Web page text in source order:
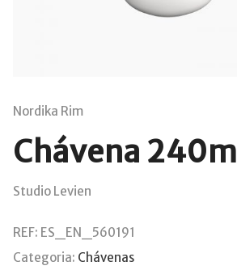
Nordika Rim
Chávena 240ml
Studio Levien
REF: ES_EN_560191
Categoria: Chávenas